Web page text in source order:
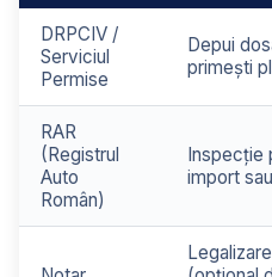
DRPCIV /
Serviciul
Permise
Depui
primești
RAR
(Registrul
Auto
Român)
Inspecție
import